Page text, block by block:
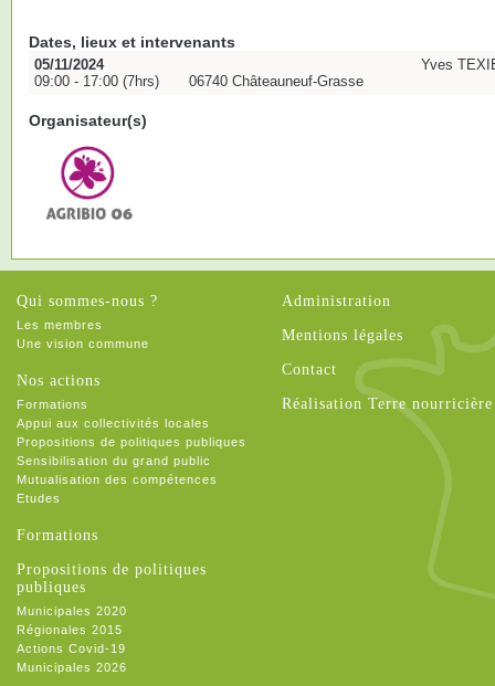
Dates, lieux et intervenants
05/11/2024
09:00 - 17:00 (7hrs)
06740 Châteauneuf-Grasse
Yves
Organisateur(s)
Qui sommes-nous ?
Les membres
Une vision commune
Nos actions
Formations
Appui aux collectivités locales
Propositions de politiques publiques
Sensibilisation du grand public
Mutualisation des compétences
Etudes
Formations
Propositions de politiques
publiques
Municipales 2020
Régionales 2015
Actions Covid-19
Municipales 2026
Administration
Mentions légales
Contact
Réalisation Terre nourricière